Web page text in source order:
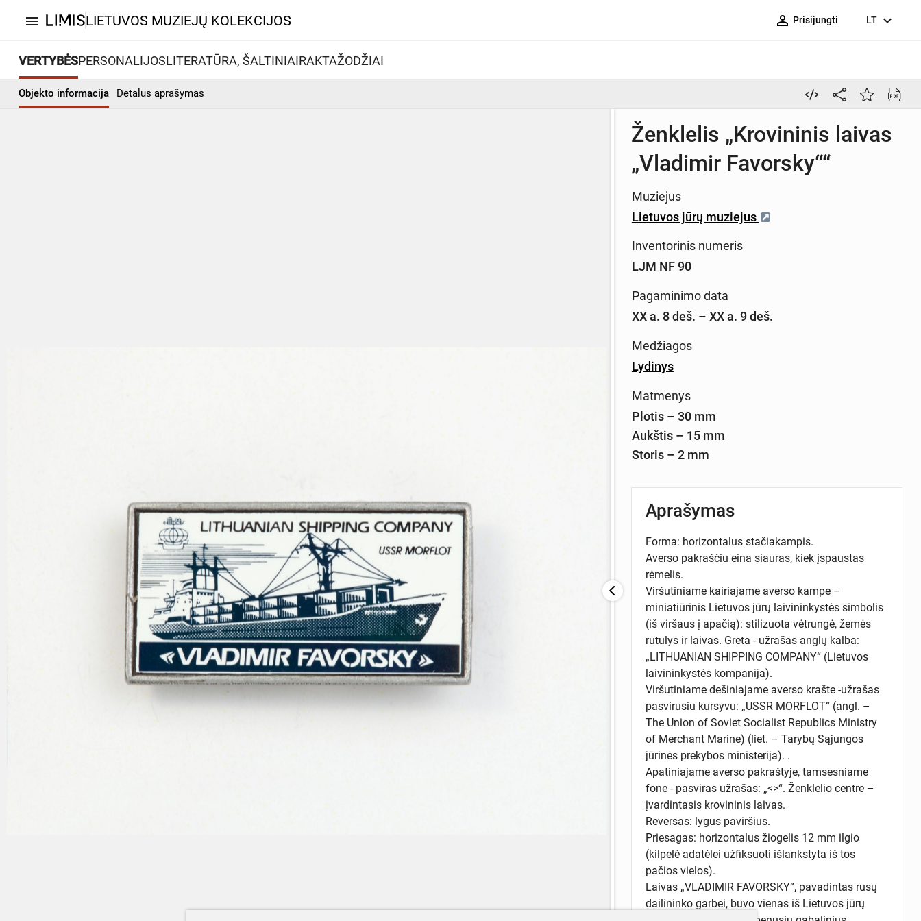
menu LIETUVOS MUZIEJŲ KOLEKCIJOS person_outline Prisijungti LT expand_more
VERTYBĖSPERSONALIJOSLITERATŪRA, ŠALTINIAIRAKTAŽODŽIAI
Objekto informacija Detalus aprašymas
Ženklelis „Krovininis laivas
„Vladimir Favorsky““
Muziejus
Lietuvos jūrų muziejus
Inventorinis numeris
LJM NF 90
Pagaminimo data
XX a. 8 deš. – XX a. 9 deš.
Medžiagos
Lydinys
Matmenys
Plotis – 30 mm
Aukštis – 15 mm
Storis – 2 mm
Aprašymas
Forma: horizontalus stačiakampis.
Averso pakraščiu eina siauras, kiek įspaustas
rėmelis.
Viršutiniame kairiajame averso kampe –
miniatiūrinis Lietuvos jūrų laivininkystės simbolis
(iš viršaus į apačią): stilizuota vėtrungė, žemės
rutulys ir laivas. Greta - užrašas anglų kalba:
„LITHUANIAN SHIPPING COMPANY“ (Lietuvos
laivininkystės kompanija).
Viršutiniame dešiniajame averso krašte -užrašas
pasvirusiu kursyvu: „USSR MORFLOT“ (angl. –
The Union of Soviet Socialist Republics Ministry
of Merchant Marine) (liet. – Tarybų Sąjungos
jūrinės prekybos ministerija). .
Apatiniajame averso pakraštyje, tamsesniame
fone - pasviras užrašas: „<>“. Ženklelio centre –
įvardintasis krovininis laivas.
Reversas: lygus paviršius.
Priesagas: horizontalus žiogelis 12 mm ilgio
(kilpelė adatėlei užfiksuoti išlankstyta iš tos
pačios vielos).
Laivas „VLADIMIR FAVORSKY“, pavadintas rusų
dailininko garbei, buvo vienas iš Lietuvos jūrų